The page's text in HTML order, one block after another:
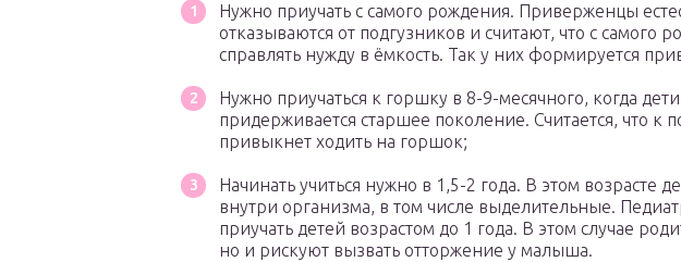
Нужно приучать с самого рождения. Приверженцы
отказываются от подгузников и считают, что с самого
справлять нужду в ёмкость. Так у них формируется
Нужно приучаться к горшку в 8-9-месячного, когда
придерживается старшее поколение. Считается, что к
привыкнет ходить на горшок;
Начинать учиться нужно в 1,5-2 года. В этом возрасте
внутри организма, в том числе выделительные.
приучать детей возрастом до 1 года. В этом случае
но и рискуют вызвать отторжение у малыша.